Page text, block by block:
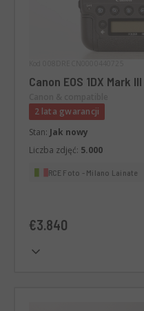
Canon EOS 1DX Mark III
2 lata gwarancji
Stan: Jak nowy
Liczba zdjęć: 5.000
RCE Foto - Milano Lainate
€3.840